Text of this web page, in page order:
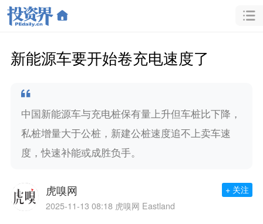
新能源车要开始卷充电速度了
中国新能源车与充电桩保有量上升但车桩比下降，
私桩增量大于公桩，新建公桩速度追不上卖车速
度，快速补能或成胜负手。
虎嗅网
2025-11-13 08:18 虎嗅网 Eastland
+ 关注